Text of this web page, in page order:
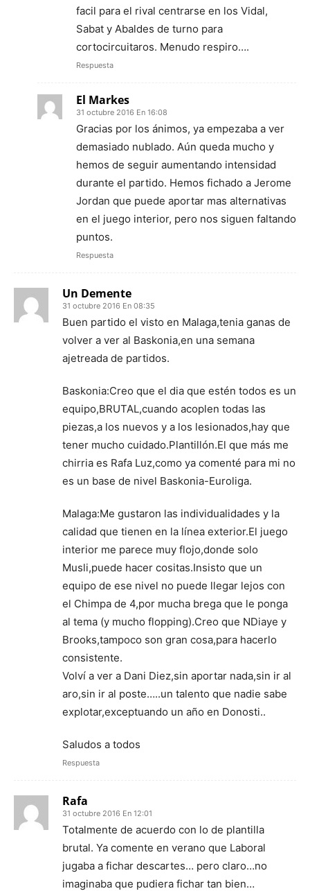
facil para el rival centrarse en los Vidal,
Sabat y Abaldes de turno para
cortocircuitaros. Menudo respiro….
Respuesta
El Markes
31 octubre 2016 En 16:08
Gracias por los ánimos, ya empezaba a ver
demasiado nublado. Aún queda mucho y
hemos de seguir aumentando intensidad
durante el partido. Hemos fichado a Jerome
Jordan que puede aportar mas alternativas
en el juego interior, pero nos siguen faltando
puntos.
Respuesta
Un Demente
31 octubre 2016 En 08:35
Buen partido el visto en Malaga,tenia ganas de
volver a ver al Baskonia,en una semana
ajetreada de partidos.
Baskonia:Creo que el dia que estén todos es un
equipo,BRUTAL,cuando acoplen todas las
piezas,a los nuevos y a los lesionados,hay que
tener mucho cuidado.Plantillón.El que más me
chirria es Rafa Luz,como ya comenté para mi no
es un base de nivel Baskonia-Euroliga.
Malaga:Me gustaron las individualidades y la
calidad que tienen en la línea exterior.El juego
interior me parece muy flojo,donde solo
Musli,puede hacer cositas.Insisto que un
equipo de ese nivel no puede llegar lejos con
el Chimpa de 4,por mucha brega que le ponga
al tema (y mucho flopping).Creo que NDiaye y
Brooks,tampoco son gran cosa,para hacerlo
consistente.
Volví a ver a Dani Diez,sin aportar nada,sin ir al
aro,sin ir al poste…..un talento que nadie sabe
explotar,exceptuando un año en Donosti..
Saludos a todos
Respuesta
Rafa
31 octubre 2016 En 12:01
Totalmente de acuerdo con lo de plantilla
brutal. Ya comente en verano que Laboral
jugaba a fichar descartes… pero claro…no
imaginaba que pudiera fichar tan bien…